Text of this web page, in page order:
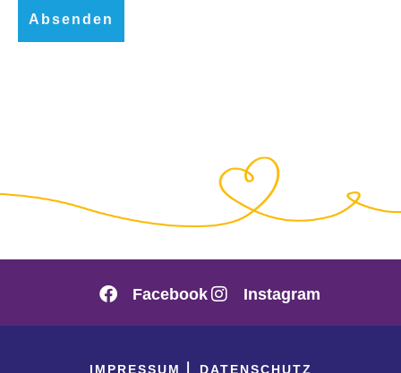
Facebook Instagram
IMPRESSUM DATENSCHUTZ